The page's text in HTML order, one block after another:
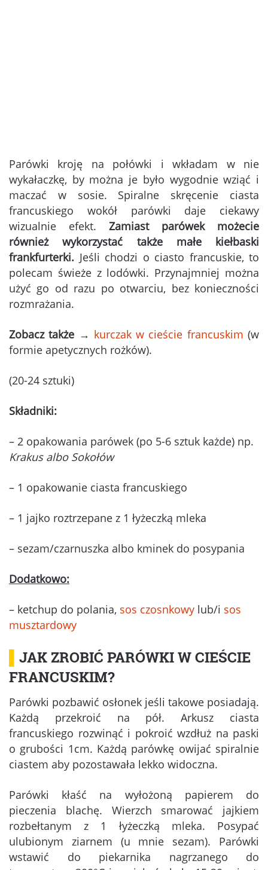
Parówki kroję na połówki i wkładam w nie
wykałaczkę, by można je było wygodnie wziąć i
maczać w sosie. Spiralne skręcenie ciasta
francuskiego wokół parówki daje ciekawy
wizualnie efekt. Zamiast parówek możecie
również wykorzystać także małe kiełbaski
frankfurterki. Jeśli chodzi o ciasto francuskie, to
polecam świeże z lodówki. Przynajmniej można
użyć go od razu po otwarciu, bez konieczności
rozmrażania.
Zobacz także → kurczak w cieście francuskim (w
formie apetycznych rożków).
(20-24 sztuki)
Składniki:
– 2 opakowania parówek (po 5-6 sztuk każde) np.
Krakus albo Sokołów
– 1 opakowanie ciasta francuskiego
– 1 jajko roztrzepane z 1 łyżeczką mleka
– sezam/czarnuszka albo kminek do posypania
Dodatkowo:
– ketchup do polania, sos czosnkowy lub/i sos
musztardowy
JAK ZROBIĆ PARÓWKI W CIEŚCIE
FRANCUSKIM?
Parówki pozbawić osłonek jeśli takowe posiadają.
Każdą przekroić na pół. Arkusz ciasta
francuskiego rozwinąć i pokroić wzdłuż na paski
o grubości 1cm. Każdą parówkę owijać spiralnie
ciastem aby pozostawała lekko widoczna.
Parówki kłaść na wyłożoną papierem do
pieczenia blachę. Wierzch smarować jajkiem
rozbełtanym z 1 łyżeczką mleka. Posypać
ulubionym ziarnem (u mnie sezam). Parówki
wstawić do piekarnika nagrzanego do